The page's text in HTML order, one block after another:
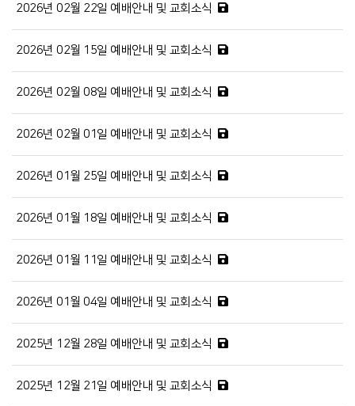
2026년 02월 22일 예배안내 및 교회소식
2026년 02월 15일 예배안내 및 교회소식
2026년 02월 08일 예배안내 및 교회소식
2026년 02월 01일 예배안내 및 교회소식
2026년 01월 25일 예배안내 및 교회소식
2026년 01월 18일 예배안내 및 교회소식
2026년 01월 11일 예배안내 및 교회소식
2026년 01월 04일 예배안내 및 교회소식
2025년 12월 28일 예배안내 및 교회소식
2025년 12월 21일 예배안내 및 교회소식